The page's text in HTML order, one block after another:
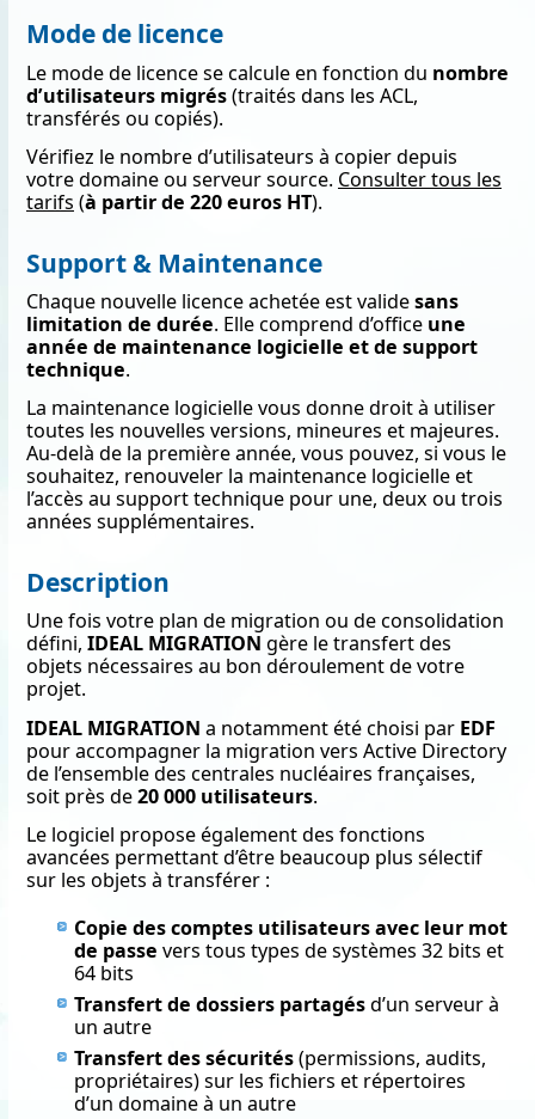
Mode de licence
Le mode de licence se calcule en fonction du nombre
d’utilisateurs migrés(traités dans les ACL,
transférés ou copiés).
Vérifiez le nombre d’utilisateurs à copier depuis
votre domaine ou serveur source. Consulter tous les
tarifs (à partir de 220 euros HT).
Support & Maintenance
Chaque nouvelle licence achetée est validesans
limitation de durée. Elle comprend d’office une
année de maintenance logicielle et de support
technique.
La maintenance logicielle vous donne droit à utiliser
toutes les nouvelles versions, mineures et majeures.
Au-delà de la première année, vous pouvez, si vous le
souhaitez, renouveler la maintenance logicielle et
l’accès au support technique pour une, deux ou trois
années supplémentaires.
Description
Une fois votre plan de migration ou de consolidation
défini, IDEAL MIGRATION gère le transfert des
objets nécessaires au bon déroulement de votre
projet.
IDEAL MIGRATION a notamment été choisi par EDF
pour accompagner la migration vers Active Directory
de l’ensemble des centrales nucléaires françaises,
soit près de20 000 utilisateurs.
Le logiciel propose également des fonctions
avancées permettant d’être beaucoup plus sélectif
sur les objets à transférer :
Copie des comptes utilisateurs avec leur mot
de passe vers tous types de systèmes 32 bits et
64 bits
Transfert de dossiers partagésd’un serveur à
un autre
Transfert des sécurités(permissions, audits,
propriétaires) sur les fichiers et répertoires
d’un domaine à un autre